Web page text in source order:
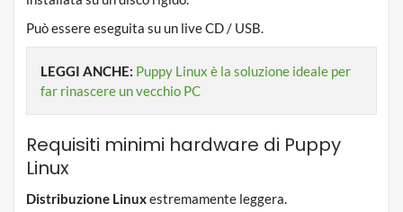
Può essere eseguita su un live CD / USB.
LEGGI ANCHE: Puppy Linux è la soluzione ideale per
far rinascere un vecchio PC
Requisiti minimi hardware di Puppy
Linux
Distribuzione Linuxestremamente leggera.